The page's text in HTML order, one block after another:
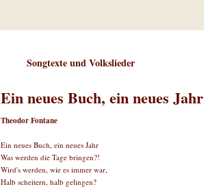
Songtexte und Volkslieder
Ein neues Buch, ein neues Jahr
Theodor Fontane
Ein neues Buch, ein neues Jahr
Was werden die Tage bringen?!
Wird's werden, wie es immer war,
Halb scheitern, halb gelingen?